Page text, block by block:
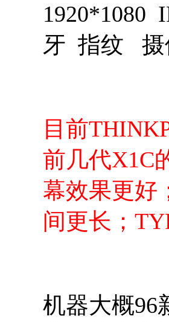
1920*1080
牙 指纹 摄
目前
前几代X1C
幕效果更好
间更长；
机器大概96